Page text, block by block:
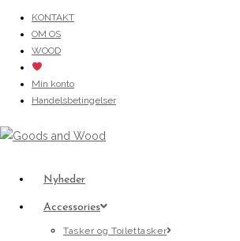
content
KONTAKT
OM OS
WOOD
Min konto
Handelsbetingelser
Nyheder
Accessories
Tasker og Toilettasker